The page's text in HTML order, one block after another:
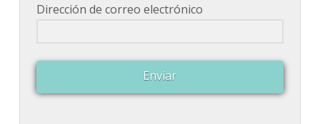
Dirección de correo electrónico
Enviar